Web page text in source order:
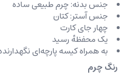
جنس بدنه: چرم طبیعی ساده
جنس آستر: کتان
چهار جای کارت
یک محفظهٔ رسید
به همراه کیسه پارچه‌ای
رنگ چرم